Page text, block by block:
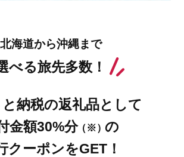
北海道から沖縄まで
べる旅先多数！
納税の返礼品として
金額30%分（※）の
クーポンをGET！